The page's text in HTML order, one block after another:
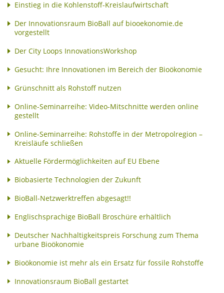
Einstieg in die Kohlenstoff-Kreislaufwirtschaft
Der Innovationsraum BioBall auf biooekonomie.de
vorgestellt
Der City Loops InnovationsWorkshop
Gesucht: Ihre Innovationen im Bereich der Bioökonomie
Grünschnitt als Rohstoff nutzen
Online-Seminarreihe: Video-Mitschnitte werden online
gestellt
Online-Seminarreihe: Rohstoffe in der Metropolregion –
Kreisläufe schließen
Aktuelle Fördermöglichkeiten auf EU Ebene
Biobasierte Technologien der Zukunft
BioBall-Netzwerktreffen abgesagt!!
Englischsprachige BioBall Broschüre erhältlich
Deutscher Nachhaltigkeitspreis Forschung zum Thema
urbane Bioökonomie
Bioökonomie ist mehr als ein Ersatz für fossile Rohstoffe
Innovationsraum BioBall gestartet